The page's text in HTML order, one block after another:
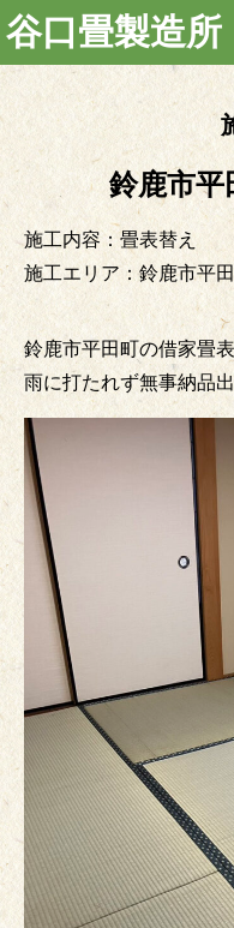
谷口畳製造所
鈴鹿市平
施工内容：畳表替え
施工エリア：鈴鹿市平
鈴鹿市平田町の借家畳
雨に打たれず無事納品